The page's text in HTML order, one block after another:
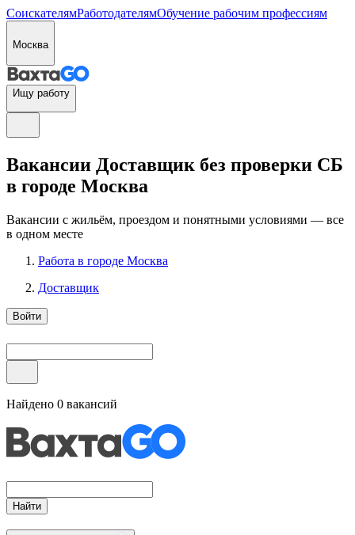
СоискателямРаботодателямОбучение рабочим профессиям
Москва
Ищу работу
Вакансии Доставщик без проверки СБ
в городе Москва
Вакансии с жильём, проездом и понятными условиями — все
в одном месте
Работа в городе Москва
Доставщик
Войти
Найдено 0 вакансий
Найти